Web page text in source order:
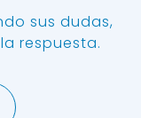
sus dudas,
respuesta.